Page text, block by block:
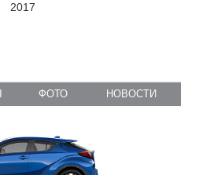
2017
ФОТО НОВОСТИ